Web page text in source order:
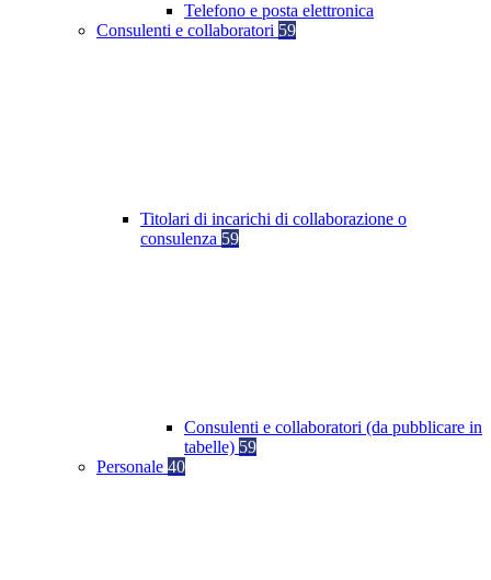
Telefono e posta elettronica
Consulenti e collaboratori 59
Titolari di incarichi di collaborazione o
consulenza 59
Consulenti e collaboratori (da pubblicare in
tabelle) 59
Personale 40